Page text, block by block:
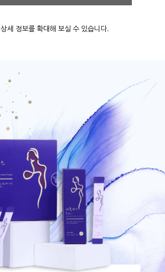
상세 정보를 확대해 보실 수 있습니다.